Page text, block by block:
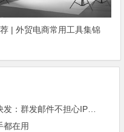
| 外贸电商常用工具集锦
外贸邮件营销的免费工具——小满快发：群发邮件不担心IP被封
都在用